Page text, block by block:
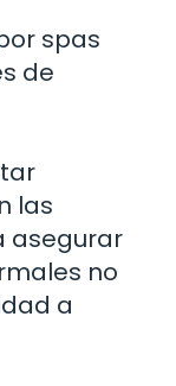
spas
de
las
asegurar
no
a